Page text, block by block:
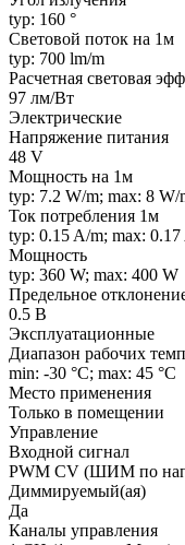
typ: 160 °
Световой поток на 1м
typ: 700 lm/m
Расчетная световая
97 лм/Вт
Электрические
Напряжение питания
48 V
Мощность на 1м
typ: 7.2 W/m; max: 8 W/
Ток потребления 1м
typ: 0.15 A/m; max:
Мощность
typ: 360 W; max: 400 W
Предельное
0.5 В
Эксплуатационные
Диапазон рабочих
min: -30 °C; max: 45 °C
Место применения
Только в помещении
Управление
Входной сигнал
PWM СV (ШИМ по
Диммируемый(ая)
Да
Каналы управления